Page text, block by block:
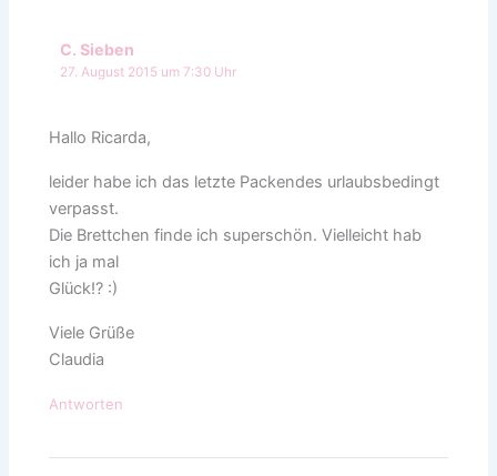
C. Sieben
27. August 2015 um 7:30 Uhr
Hallo Ricarda,
leider habe ich das letzte Packendes urlaubsbedingt
verpasst.
Die Brettchen finde ich superschön. Vielleicht hab
ich ja mal
Glück!? :)
Viele Grüße
Claudia
Antworten